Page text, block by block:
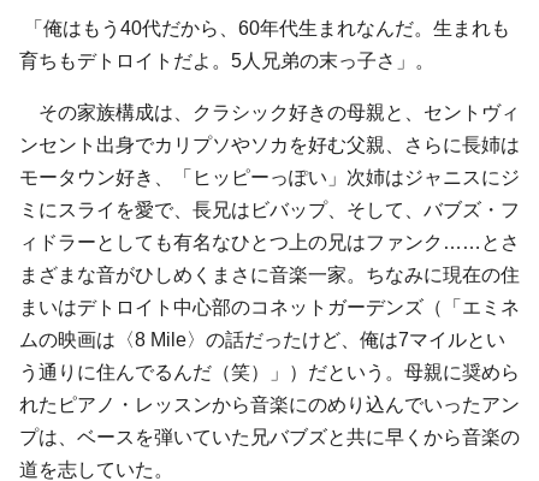
「俺はもう40代だから、60年代生まれなんだ。生まれも
育ちもデトロイトだよ。5人兄弟の末っ子さ」。
その家族構成は、クラシック好きの母親と、セントヴィ
ンセント出身でカリプソやソカを好む父親、さらに長姉は
モータウン好き、「ヒッピーっぽい」次姉はジャニスにジ
ミにスライを愛で、長兄はビバップ、そして、バブズ・フ
ィドラーとしても有名なひとつ上の兄はファンク……とさ
まざまな音がひしめくまさに音楽一家。ちなみに現在の住
まいはデトロイト中心部のコネットガーデンズ（「エミネ
ムの映画は〈8 Mile〉の話だったけど、俺は7マイルとい
う通りに住んでるんだ（笑）」）だという。母親に奨めら
れたピアノ・レッスンから音楽にのめり込んでいったアン
プは、ベースを弾いていた兄バブズと共に早くから音楽の
道を志していた。